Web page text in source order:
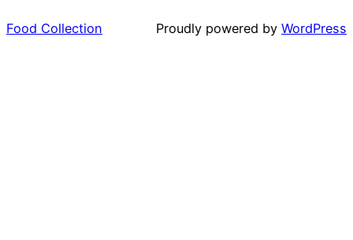
Food Collection Proudly powered by WordPress